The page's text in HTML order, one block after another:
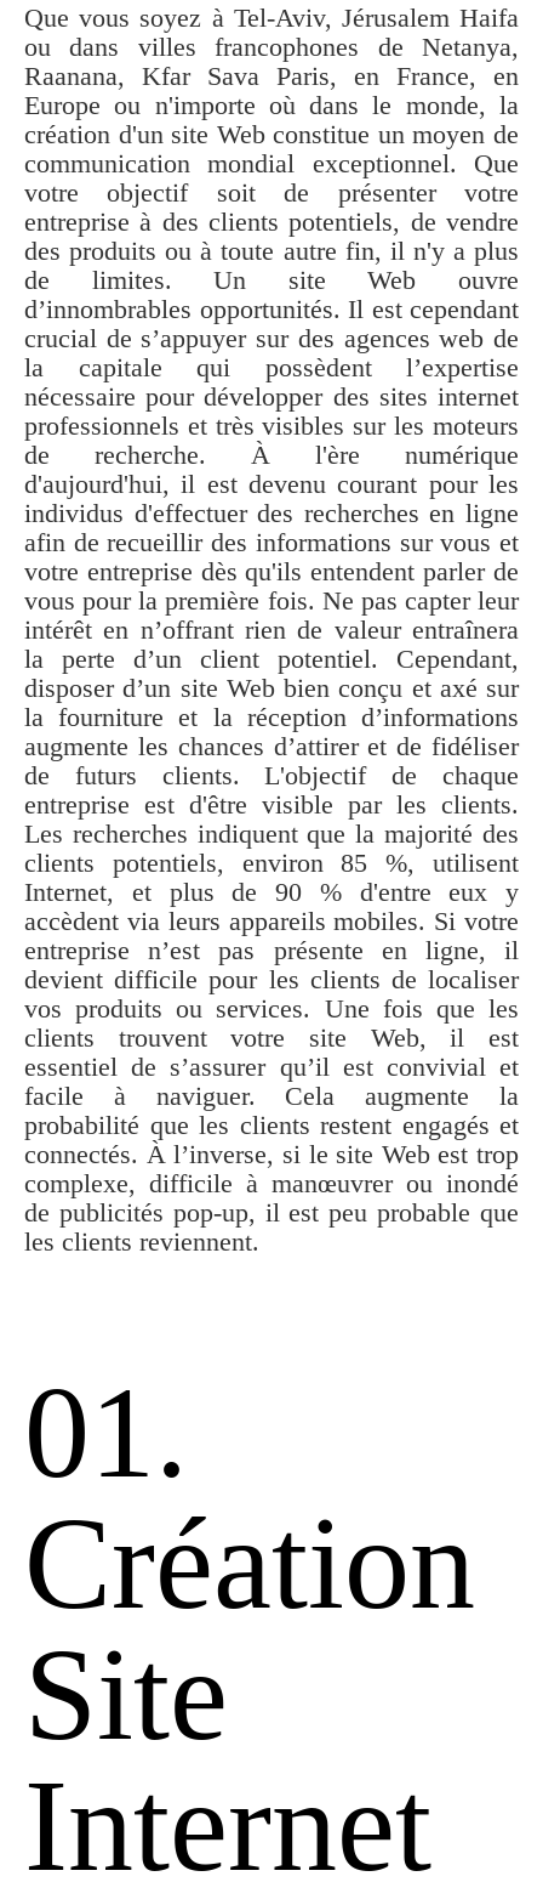
Que vous soyez à Tel-Aviv, Jérusalem Haifa
ou dans villes francophones de Netanya,
Raanana, Kfar Sava Paris, en France, en
Europe ou n'importe où dans le monde, la
création d'un site Web constitue un moyen de
communication mondial exceptionnel. Que
votre objectif soit de présenter votre
entreprise à des clients potentiels, de vendre
des produits ou à toute autre fin, il n'y a plus
de limites. Un site Web ouvre
d’innombrables opportunités. Il est cependant
crucial de s’appuyer sur des agences web de
la capitale qui possèdent l’expertise
nécessaire pour développer des sites internet
professionnels et très visibles sur les moteurs
de recherche. À l'ère numérique
d'aujourd'hui, il est devenu courant pour les
individus d'effectuer des recherches en ligne
afin de recueillir des informations sur vous et
votre entreprise dès qu'ils entendent parler de
vous pour la première fois. Ne pas capter leur
intérêt en n’offrant rien de valeur entraînera
la perte d’un client potentiel. Cependant,
disposer d’un site Web bien conçu et axé sur
la fourniture et la réception d’informations
augmente les chances d’attirer et de fidéliser
de futurs clients. L'objectif de chaque
entreprise est d'être visible par les clients.
Les recherches indiquent que la majorité des
clients potentiels, environ 85 %, utilisent
Internet, et plus de 90 % d'entre eux y
accèdent via leurs appareils mobiles. Si votre
entreprise n’est pas présente en ligne, il
devient difficile pour les clients de localiser
vos produits ou services. Une fois que les
clients trouvent votre site Web, il est
essentiel de s’assurer qu’il est convivial et
facile à naviguer. Cela augmente la
probabilité que les clients restent engagés et
connectés. À l’inverse, si le site Web est trop
complexe, difficile à manœuvrer ou inondé
de publicités pop-up, il est peu probable que
les clients reviennent.
01.
Création
Site
Internet